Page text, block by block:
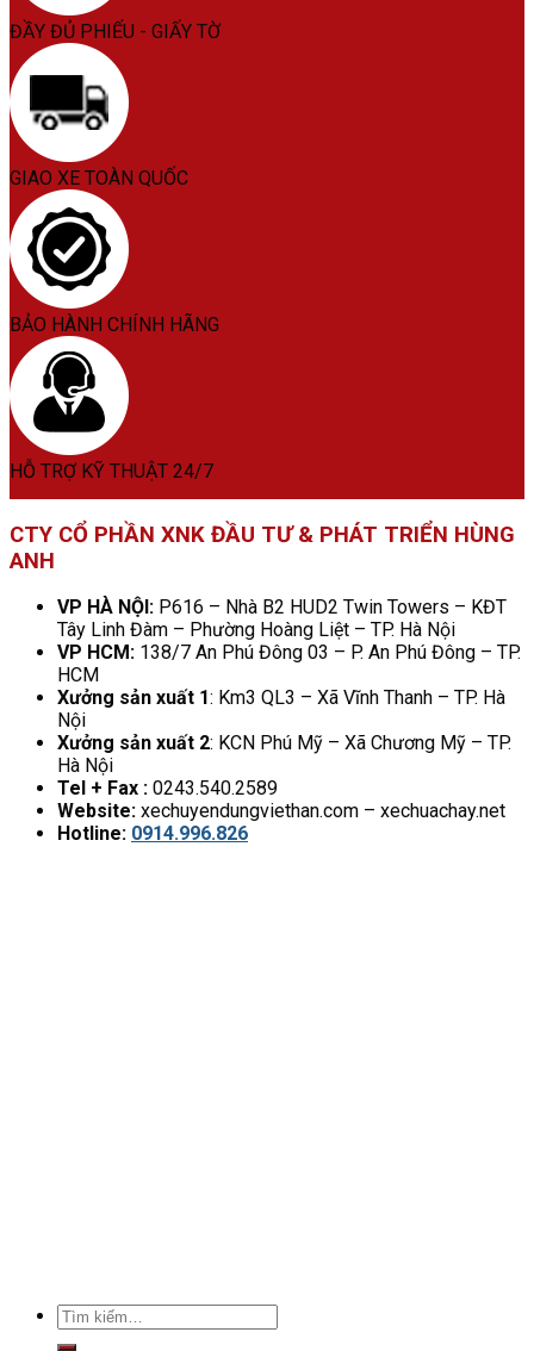
ĐẦY ĐỦ PHIẾU - GIẤY TỜ
GIAO XE TOÀN QUỐC
BẢO HÀNH CHÍNH HÃNG
HỖ TRỢ KỸ THUẬT 24/7
CTY CỔ PHẦN XNK ĐẦU TƯ & PHÁT TRIỂN HÙNG
ANH
VP HÀ NỘI: P616 – Nhà B2 HUD2 Twin Towers – KĐT
Tây Linh Đàm – Phường Hoàng Liệt – TP. Hà Nội
VP HCM: 138/7 An Phú Đông 03 – P. An Phú Đông – TP.
HCM
Xưởng sản xuất 1: Km3 QL3 – Xã Vĩnh Thanh – TP. Hà
Nội
Xưởng sản xuất 2: KCN Phú Mỹ – Xã Chương Mỹ – TP.
Hà Nội
Tel + Fax : 0243.540.2589
Website: xechuyendungviethan.com – xechuachay.net
Hotline: 0914.996.826
Tìm